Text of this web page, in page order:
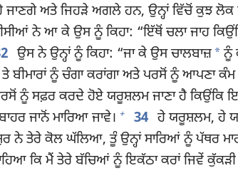
ਜਾਣਗੇ ਅਤੇ ਜਿਹੜੇ ਅਗਲੇ ਹਨ, ਉਨ੍ਹਾਂ ਵਿੱਚੋਂ ਕੁਝ ਲੋਕ
ਨੇ ਆ ਕੇ ਉਸ ਨੂੰ ਕਿਹਾ: “ਇੱਥੋਂ ਚਲਾ ਜਾਹ
ਉਸ ਨੇ ਉਨ੍ਹਾਂ ਨੂੰ ਕਿਹਾ: “ਜਾ ਕੇ ਉਸ ਚਾਲਬਾਜ਼*ਨੂੰ
ਬੀਮਾਰਾਂ ਨੂੰ ਚੰਗਾ ਕਰਾਂਗਾ ਅਤੇ ਪਰਸੋਂ ਨੂੰ ਆਪਣਾ ਕੰਮ
ਨੂੰ ਸਫ਼ਰ ਕਰਦੇ ਹੋਏ ਯਰੂਸ਼ਲਮ ਜਾਣਾ ਹੈ ਕਿਉਂਕਿ
ਜਾਨੋਂ ਮਾਰਿਆ ਜਾਵੇ। + 34 ਹੇ ਯਰੂਸ਼ਲਮ, ਹੇ
ਨੇ ਤੇਰੇ ਕੋਲ ਘੱਲਿਆ, ਤੂੰ ਉਨ੍ਹਾਂ ਸਾਰਿਆਂ ਨੂੰ ਪੱਥਰ
ਕਿ ਮੈਂ ਤੇਰੇ ਬੱਚਿਆਂ ਨੂੰ ਇਕੱਠਾ ਕਰਾਂ ਜਿਵੇਂ